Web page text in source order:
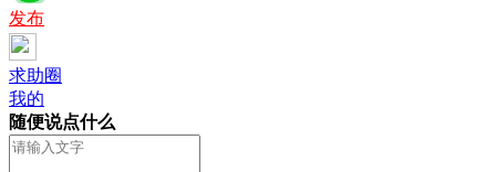
发布
求助圈
我的
随便说点什么